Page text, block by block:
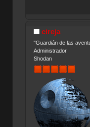
cireja
"Guardián de las
Administrador
Shodan